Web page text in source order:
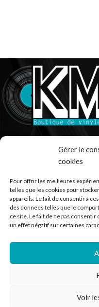
Gérer le
cookies
Pour offrir les meilleures
telles que les cookies pour
appareils. Le fait de consentir à
des données telles que le
ce site. Le fait de ne pas
un effet négatif sur certaines
Voir
Ventes de vinyle en ligne - 33 et
*TVA non applicable – article
RECHERCHER DES